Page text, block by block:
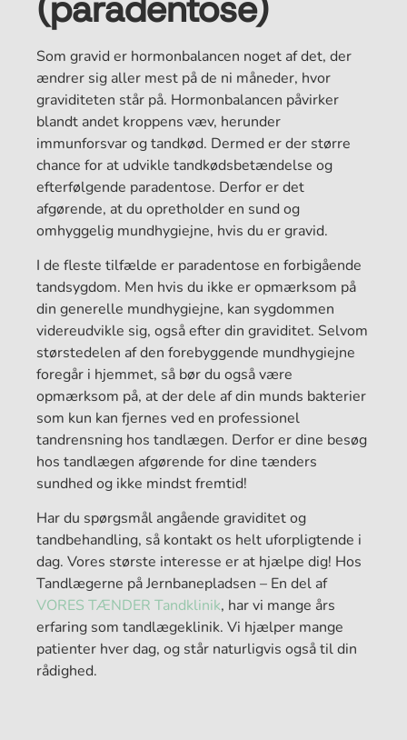
Som gravid er hormonbalancen noget af det, der
ændrer sig aller mest på de ni måneder, hvor
graviditeten står på. Hormonbalancen påvirker
blandt andet kroppens væv, herunder
immunforsvar og tandkød. Dermed er der større
chance for at udvikle tandkødsbetændelse og
efterfølgende paradentose. Derfor er det
afgørende, at du opretholder en sund og
omhyggelig mundhygiejne, hvis du er gravid.
I de fleste tilfælde er paradentose en forbigående
tandsygdom. Men hvis du ikke er opmærksom på
din generelle mundhygiejne, kan sygdommen
videreudvikle sig, også efter din graviditet. Selvom
størstedelen af den forebyggende mundhygiejne
foregår i hjemmet, så bør du også være
opmærksom på, at der dele af din munds bakterier
som kun kan fjernes ved en professionel
tandrensning hos tandlægen. Derfor er dine besøg
hos tandlægen afgørende for dine tænders
sundhed og ikke mindst fremtid!
Har du spørgsmål angående graviditet og
tandbehandling, så kontakt os helt uforpligtende i
dag. Vores største interesse er at hjælpe dig! Hos
Tandlægerne på Jernbanepladsen – En del af
VORES TÆNDER Tandklinik, har vi mange års
erfaring som tandlægeklinik. Vi hjælper mange
patienter hver dag, og står naturligvis også til din
rådighed.